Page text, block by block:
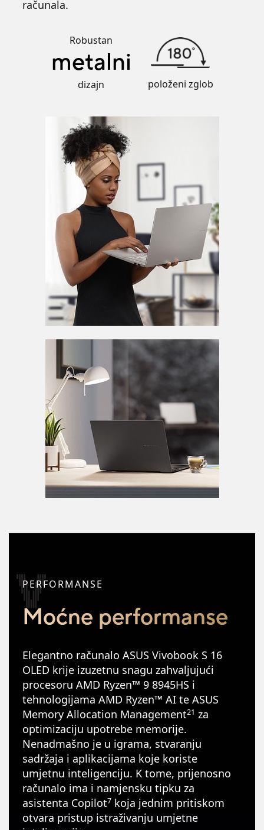
računala.
Robustan
metalni
dizajn položeni zglob
PERFORMANSE
Moćne performanse
Elegantno računalo ASUS Vivobook S 16
OLED krije izuzetnu snagu zahvaljujući
procesoru AMD Ryzen™ 9 8945HS i
tehnologijama AMD Ryzen™ AI te ASUS
Memory Allocation Management21 za
optimizaciju upotrebe memorije.
Nenadmašno je u igrama, stvaranju
sadržaja i aplikacijama koje koriste
umjetnu inteligenciju. K tome, prijenosno
računalo ima i namjensku tipku za
asistenta Copilot7koja jednim pritiskom
otvara pristup istraživanju umjetne